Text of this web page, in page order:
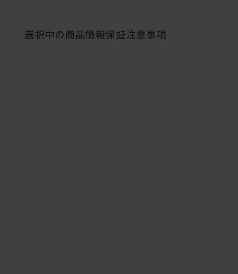
選択中の商品情報保証注意事項